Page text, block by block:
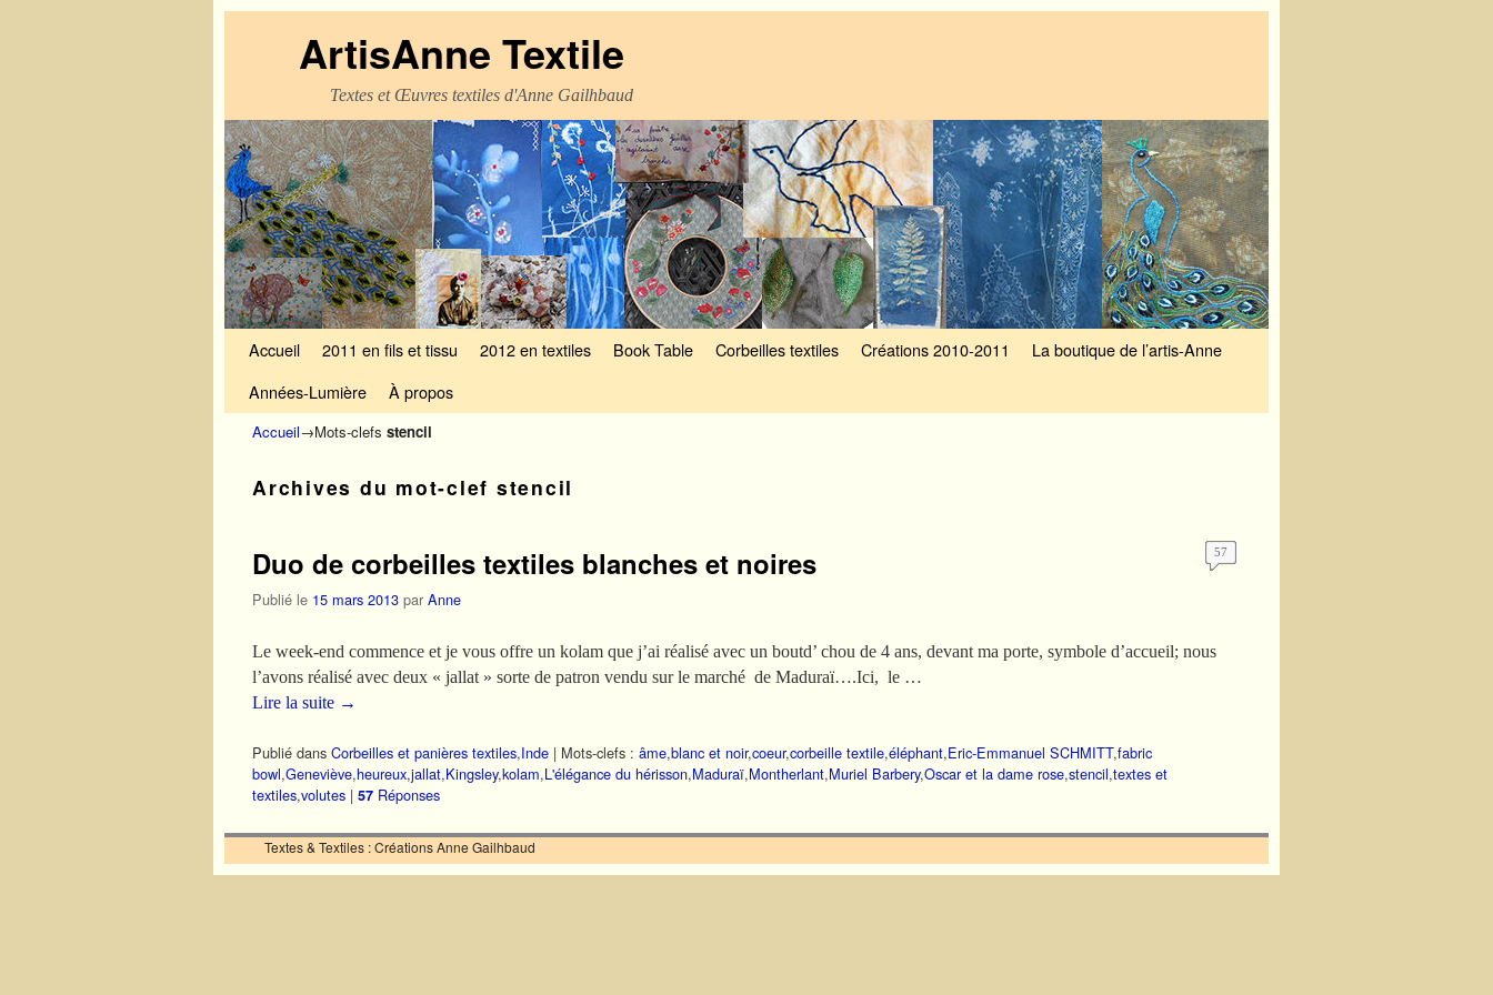
ArtisAnne Textile
Textes et Œuvres textiles d'Anne Gailhbaud
Accueil 2011 en fils et tissu 2012 en textiles Book Table Corbeilles textiles Créations 2010-2011
La boutique de l’artis-Anne
Années-Lumière
À propos
Accueil→Mots-clefs stencil
Archives du mot-clef stencil
Duo de corbeilles textiles blanches et noires
Publié le 15 mars 2013 par Anne
57
Le week-end commence et je vous offre un kolam que j’ai réalisé avec un boutd’ chou de 4 ans, devant ma porte, symbole d’accueil; nous
l’avons réalisé avec deux « jallat » sorte de patron vendu sur le marché de Maduraï….Ici, le …
Lire la suite →
Publié dans Corbeilles et panières textiles,Inde | Mots-clefs : âme,blanc et noir,coeur,corbeille textile,éléphant,Eric-Emmanuel SCHMITT,fabric
bowl,Geneviève,heureux,jallat,Kingsley,kolam,L'élégance du hérisson,Maduraï,Montherlant,Muriel Barbery,Oscar et la dame rose,stencil,textes et
textiles,volutes | 57 Réponses
Textes & Textiles : Créations Anne Gailhbaud